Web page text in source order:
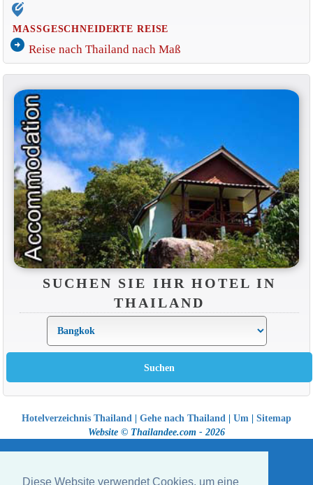
Diese Website verwendet Cookies, um eine
edit_location_alt
MASSGESCHNEIDERTE REISE
arrow_circle_right Reise nach Thailand nach Maß
SUCHEN SIE IHR HOTEL IN
THAILAND
Hotelverzeichnis Thailand | Gehe nach Thailand | Um | Sitemap
Website © Thailandee.com - 2026